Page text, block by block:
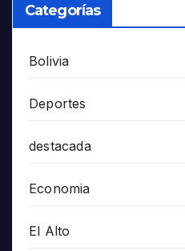
Categorías
Bolivia
Deportes
destacada
Economia
El Alto